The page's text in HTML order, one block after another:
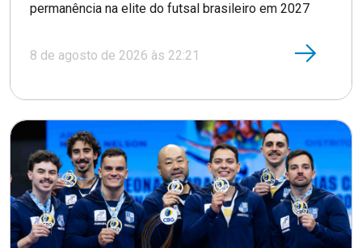
permanência na elite do futsal brasileiro em 2027
8 de agosto de 2026 às 22:21